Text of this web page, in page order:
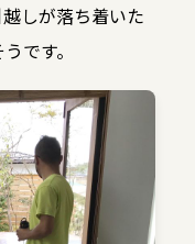
しが落ち着いた
です。